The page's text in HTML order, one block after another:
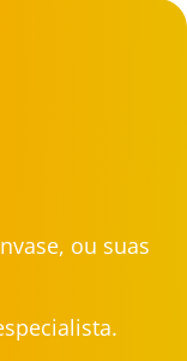
ou suas